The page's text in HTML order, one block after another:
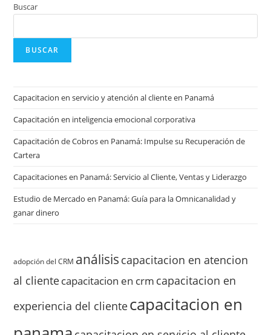
Buscar
BUSCAR
Capacitacion en servicio y atención al cliente en Panamá
Capacitación en inteligencia emocional corporativa
Capacitación de Cobros en Panamá: Impulse su Recuperación de
Cartera
Capacitaciones en Panamá: Servicio al Cliente, Ventas y Liderazgo
Estudio de Mercado en Panamá: Guía para la Omnicanalidad y
ganar dinero
adopción del CRM análisis capacitacion en atencion
al clientecapacitacion en crm capacitacion en
experiencia del clientecapacitacion en